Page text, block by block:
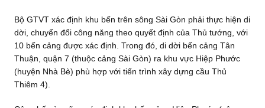
Bộ GTVT xác định khu bến trên sông Sài Gòn phải thực hiện di
dời, chuyển đổi công năng theo quyết định của Thủ tướng, với
10 bến cảng được xác định. Trong đó, di dời bến cảng Tân
Thuận, quận 7 (thuộc cảng Sài Gòn) ra khu vực Hiệp Phước
(huyện Nhà Bè) phù hợp với tiến trình xây dựng cầu Thủ
Thiêm 4).